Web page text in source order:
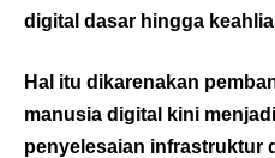
digital dasar hingga
Hal itu dikarenakan
manusia digital kini
penyelesaian infrastruktur